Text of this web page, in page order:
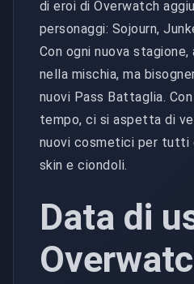
di eroi di Overwatch
personaggi: Sojourn,
Con ogni nuova
nella mischia, ma
nuovi Pass Battaglia.
tempo, ci si aspetta di
nuovi cosmetici per tutti
skin e ciondoli.
Data di